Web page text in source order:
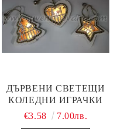
ДЪРВЕНИ СВЕТЕЩИ
КОЛЕДНИ ИГРАЧКИ
€3.58
7.00лв.